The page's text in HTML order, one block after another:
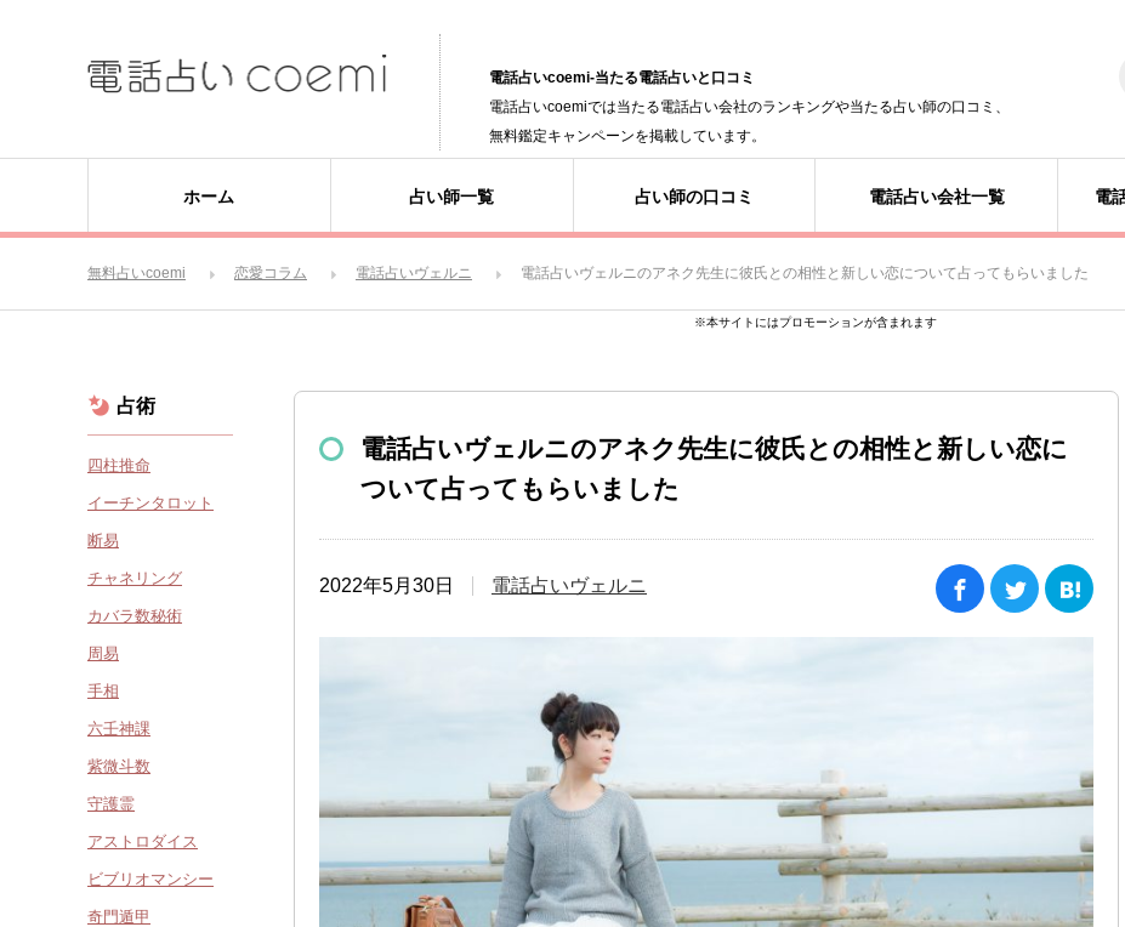
電話占いcoemi-当たる電話占いと口コミ
電話占いcoemiでは当たる電話占い会社のランキングや当たる占い師の口コミ、
無料鑑定キャンペーンを掲載しています。
ホーム 占い師一覧 占い師の口コミ 電話占い会社一覧 電
無料占いcoemi 恋愛コラム 電話占いヴェルニ 電話占いヴェルニのアネク先生に彼氏との相性と新しい恋について占ってもらいました
※本サイトにはプロモーションが含まれます
電話占いヴェルニのアネク先生に彼氏との相性と新しい恋に
ついて占ってもらいました
2022年5月30日 電話占いヴェルニ
占術
四柱推命
イーチンタロット
断易
チャネリング
カバラ数秘術
周易
手相
六壬神課
紫微斗数
守護霊
アストロダイス
ビブリオマンシー
奇門遁甲